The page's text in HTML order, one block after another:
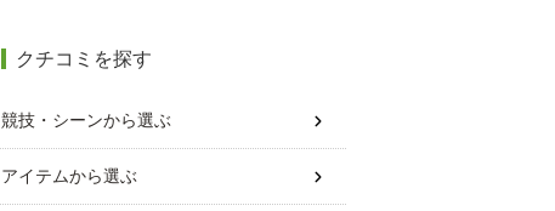
クチコミを探す
競技・シーンから選ぶ
アイテムから選ぶ